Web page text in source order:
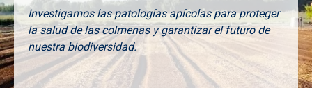
Investigamos las patologías apícolas para proteger
la salud de las colmenas y garantizar el futuro de
nuestra biodiversidad.